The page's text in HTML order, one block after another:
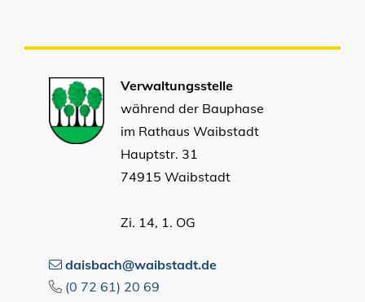
Verwaltungsstelle
während der Bauphase
im Rathaus Waibstadt
Hauptstr. 31
74915 Waibstadt
Zi. 14, 1. OG
daisbach@waibstadt.de
(0 72 61) 20 69